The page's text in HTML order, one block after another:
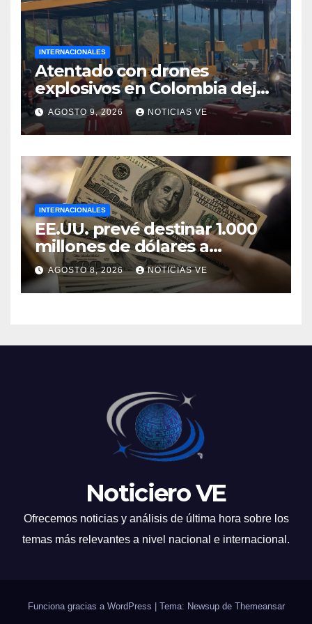
INTERNACIONALES
Atentado con drones
explosivos en Colombia deja
un policía muerto
AGOSTO 9, 2026 NOTICIAS VE
INTERNACIONALES
EE.UU. prevé destinar 1.000
millones de dólares a
Colombia para un paquete
de seguridad
AGOSTO 8, 2026 NOTICIAS VE
Noticiero VE
Ofrecemos noticias y análisis de última hora sobre los
temas más relevantes a nivel nacional e internacional.
Funciona gracias a WordPress Tema: Newsup de Themeansar